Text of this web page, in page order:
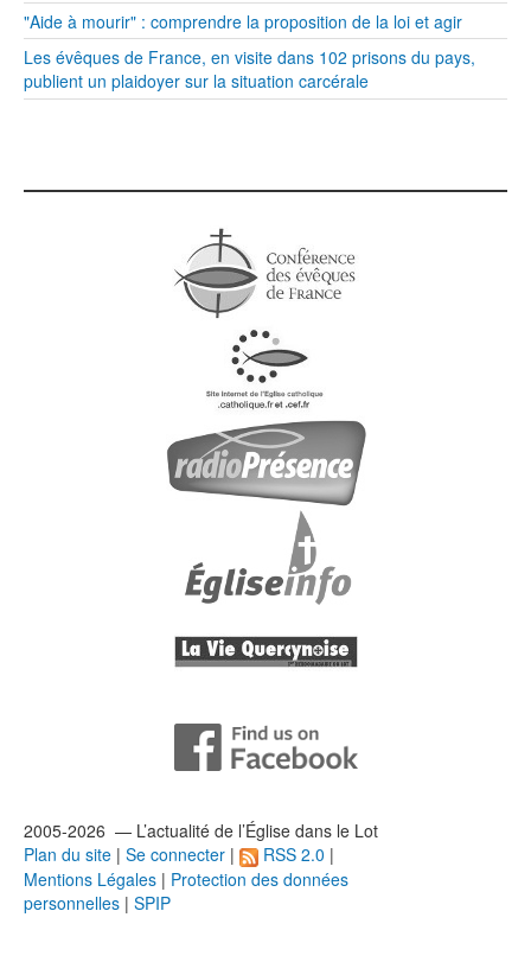
"Aide à mourir" : comprendre la proposition de la loi et agir
Les évêques de France, en visite dans 102 prisons du pays,
publient un plaidoyer sur la situation carcérale
2005-2026 — L’actualité de l’Église dans le Lot
Plan du site | Se connecter | RSS 2.0 |
Mentions Légales | Protection des données
personnelles | SPIP